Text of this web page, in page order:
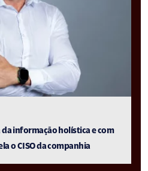
da informação holística e com
o CISO da companhia